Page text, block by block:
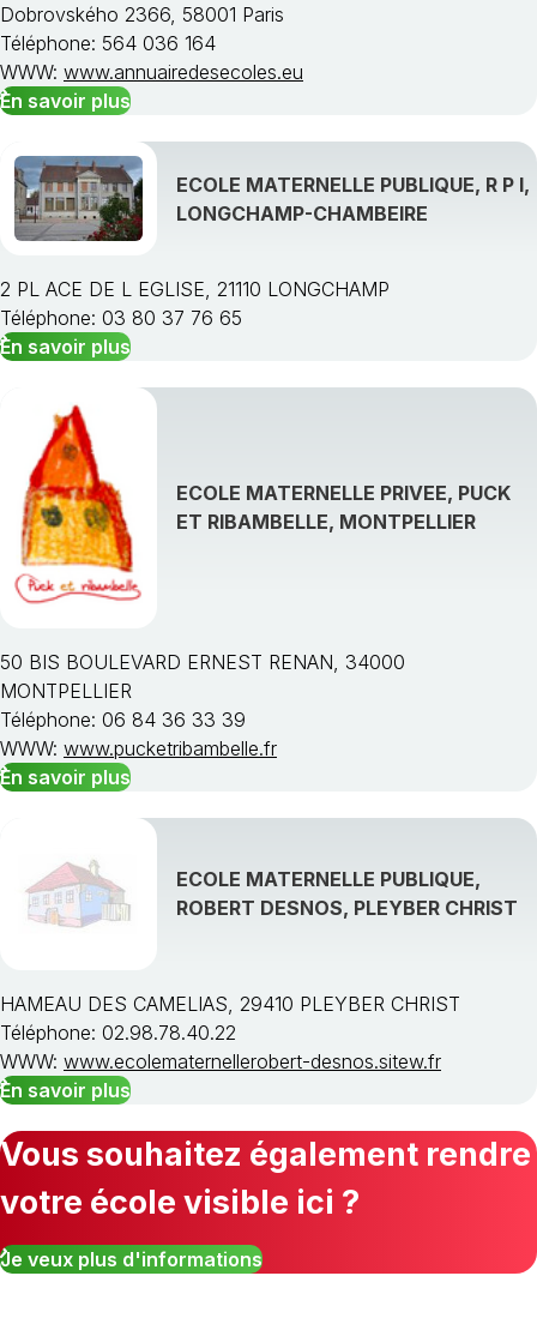
Dobrovského 2366, 58001 Paris
Téléphone: 564 036 164
WWW: www.annuairedesecoles.eu
En savoir plus
ECOLE MATERNELLE PUBLIQUE, R P I,
LONGCHAMP-CHAMBEIRE
2 PL ACE DE L EGLISE, 21110 LONGCHAMP
Téléphone: 03 80 37 76 65
En savoir plus
ECOLE MATERNELLE PRIVEE, PUCK
ET RIBAMBELLE, MONTPELLIER
50 BIS BOULEVARD ERNEST RENAN, 34000
MONTPELLIER
Téléphone: 06 84 36 33 39
WWW: www.pucketribambelle.fr
En savoir plus
ECOLE MATERNELLE PUBLIQUE,
ROBERT DESNOS, PLEYBER CHRIST
HAMEAU DES CAMELIAS, 29410 PLEYBER CHRIST
Téléphone: 02.98.78.40.22
WWW: www.ecolematernellerobert-desnos.sitew.fr
En savoir plus
Vous souhaitez également rendre
votre école visible ici ?
Je veux plus d'informations